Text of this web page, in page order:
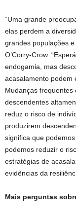
“Uma grande
elas perdem a
grandes populações
O’Corry-Crow.
endogamia, mas
acasalamento podem
Mudanças
descendentes
reduz o risco de
produzirem
significa que
podemos reduzir o
estratégias de
evidências da
Mais perguntas